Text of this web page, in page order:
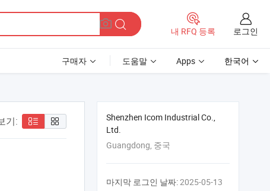
내 RFQ 등록 로그인
구매자 도움말 Apps 한국어
기:
Shenzhen Icom Industrial Co.,
Ltd.
Guangdong, 중국
마지막 로그인 날짜:2025-05-13